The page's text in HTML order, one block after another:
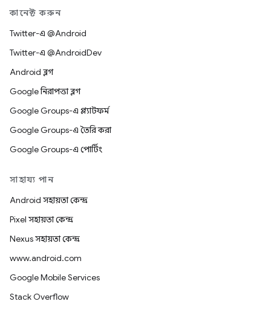
কানেক্ট করুন
Twitter-এ @Android
Twitter-এ @AndroidDev
Android ব্লগ
Google নিরাপত্তা ব্লগ
Google Groups-এ প্ল্যাটফর্ম
Google Groups-এ তৈরি করা
Google Groups-এ পোর্টিং
সাহায্য পান
Android সহায়তা কেন্দ্র
Pixel সহায়তা কেন্দ্র
Nexus সহায়তা কেন্দ্র
www.android.com
Google Mobile Services
Stack Overflow